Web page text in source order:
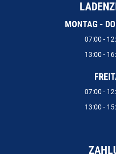
MONTAG -
07:00 -
13:00 -
07:00 -
13:00 -